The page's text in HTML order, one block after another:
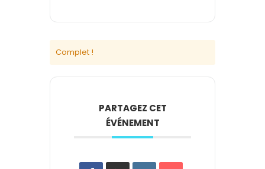
Complet !
PARTAGEZ CET
ÉVÉNEMENT